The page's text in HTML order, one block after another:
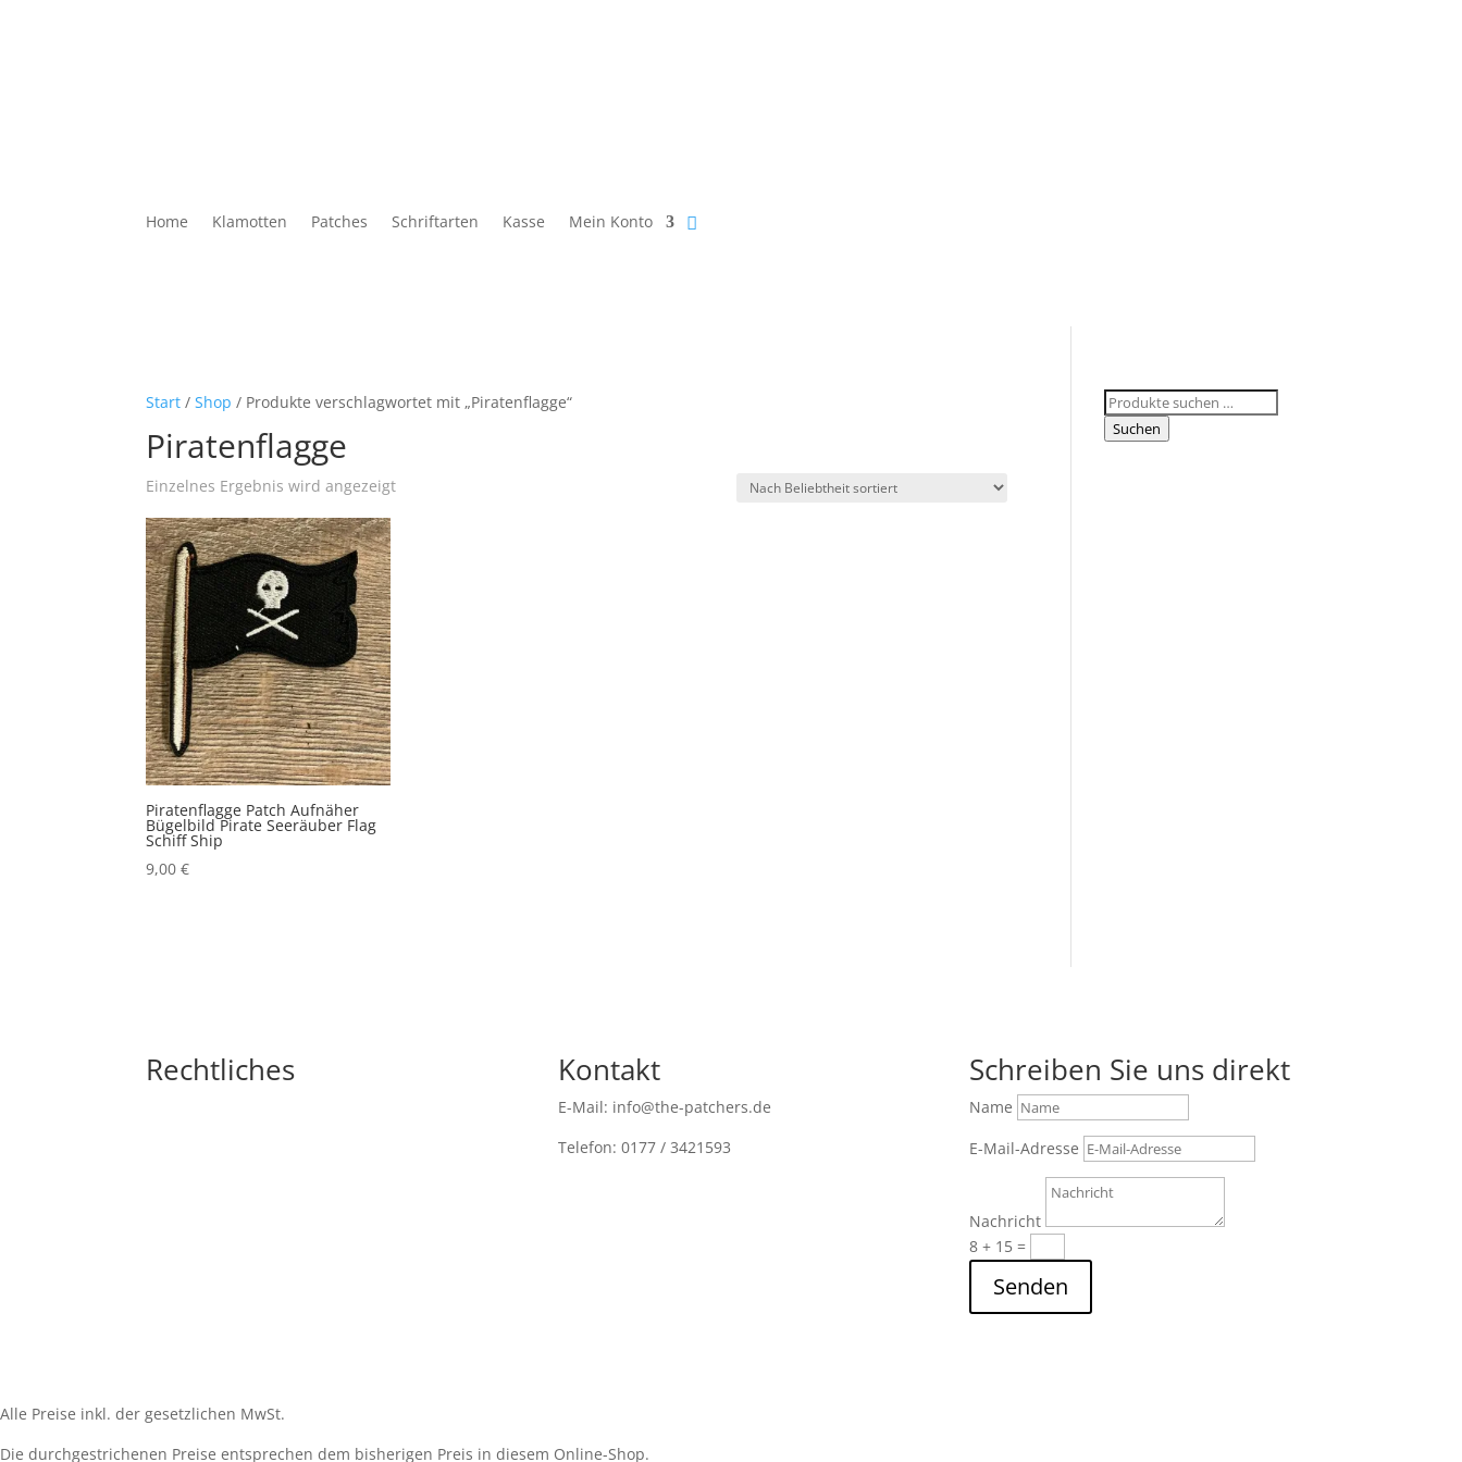
Home Klamotten Patches Schriftarten Kasse Mein Konto
Start /Shop / Produkte verschlagwortet mit „Piratenflagge“
Piratenflagge
Einzelnes Ergebnis wird angezeigt
Piratenflagge Patch Aufnäher
Bügelbild Pirate Seeräuber Flag
Schiff Ship
9,00€
Suchen
nach:
Suchen
Rechtliches Kontakt
E-Mail: info@the-patchers.de
Telefon: 0177 / 3421593
Schreiben Sie uns direkt
Name
E-Mail-Adresse
Nachricht
8 + 15=
Senden
Alle Preise inkl. der gesetzlichen MwSt.
Die durchgestrichenen Preise entsprechen dem bisherigen Preis in diesem Online-Shop.